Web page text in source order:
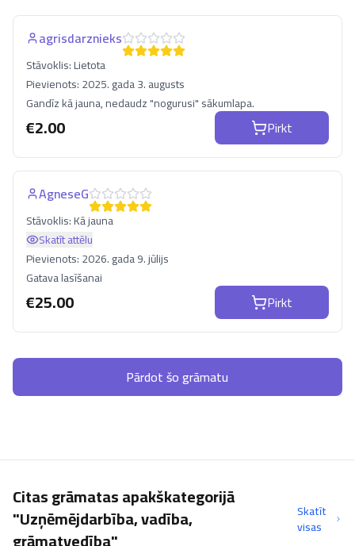
agrisdarznieks
Stāvoklis:Lietota
Pievienots:2025. gada 3. augusts
Gandīz kā jauna, nedaudz "nogurusi" sākumlapa.
€2.00 Pirkt
AgneseG
Stāvoklis:Kā jauna
Skatīt attēlu
Pievienots:2026. gada 9. jūlijs
Gatava lasīšanai
€25.00 Pirkt
Pārdot šo grāmatu
Citas grāmatas apakškategorijā
"Uzņēmējdarbība, vadība, Skatīt
visas